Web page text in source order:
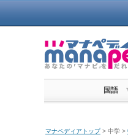
国語
マナペディアトップ> 中学 >